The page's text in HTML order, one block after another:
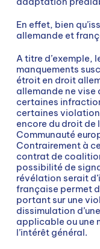
En effet, bien
allemande et
A titre d’exemple,
manquements
étroit en droit
allemande ne vise
certaines
certaines
encore du droit de
Communauté
Contrairement à
contrat de
possibilité de
révélation serait
française permet
portant sur une
dissimulation
applicable ou une
l’intérêt général.